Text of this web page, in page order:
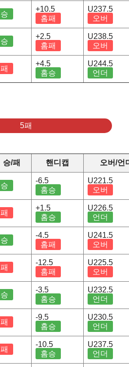
승
+10.5
홈패
U237.5
오버
승
+2.5
홈패
U238.5
오버
패
+4.5
홈승
U244.5
언더
5패
승/패 핸디캡 오버/언
승
-6.5
홈승
U221.5
오버
패
+1.5
홈승
U226.5
언더
승
-4.5
홈패
U241.5
오버
패
-12.5
홈패
U225.5
오버
승
-3.5
홈승
U232.5
언더
패
-9.5
홈승
U230.5
언더
패
-10.5
홈승
U237.5
언더